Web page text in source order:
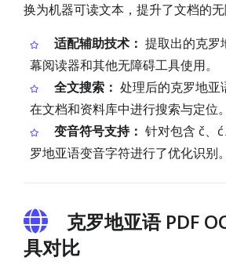
换为机器可读文本，提升了文档的无
适配辅助技术： 提取出的克罗
幕阅读器和其他无障碍工具使用。
全文搜索： 处理后的克罗地亚
在文档和资料库中进行搜索与定位。
变音符号支持： 针对包含 č、
罗地亚语变音字符进行了优化识别。
克罗地亚语 PDF
具对比